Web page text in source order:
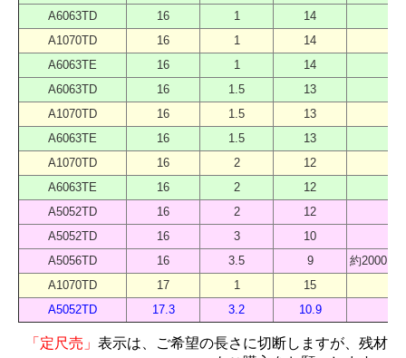
A6063TD
16 1 14
A1070TD
16 1 14
A6063TE
16 1 14
A6063TD
16 1.5 13
A1070TD
16 1.5 13
A6063TE
16 1.5 13
A1070TD
16 2 12
A6063TE
16 2 12
A5052TD
16 2 12
A5052TD
16 3 10
A5056TD
16 3.5 9
約2000 （
A1070TD
17 1 15
A5052TD
17.3 3.2 10.9
「定尺売」 表示は、ご希望の長さに切断しますが、残材